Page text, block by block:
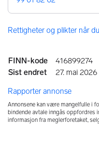
Rettigheter og plikter når
FINN-kode
416899274
Sist endret
27. mai
Rapporter annonse
Annonsene kan være mangelfulle i
bindende avtale inngås oppfordres
informasjon fra meglerforetaket,